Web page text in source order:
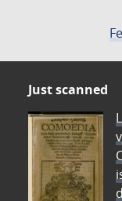
Just scanned